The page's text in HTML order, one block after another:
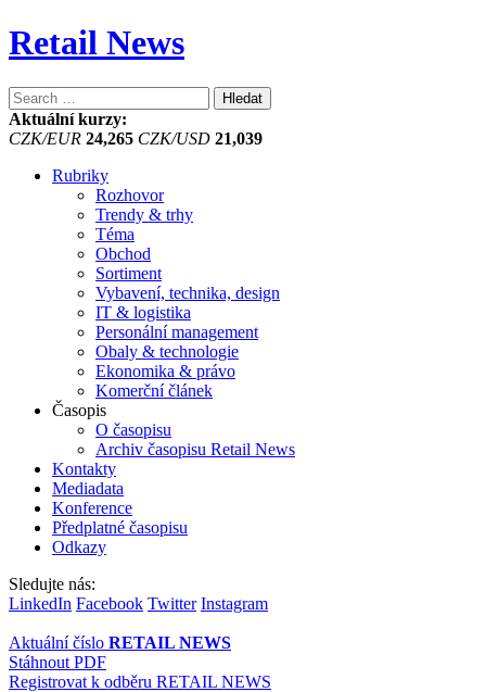
Retail News
Vyhledávání
Aktuální kurzy:
CZK/EUR 24,265 CZK/USD 21,039
Rubriky
Rozhovor
Trendy & trhy
Téma
Obchod
Sortiment
Vybavení, technika, design
IT & logistika
Personální management
Obaly & technologie
Ekonomika & právo
Komerční článek
Časopis
O časopisu
Archiv časopisu Retail News
Kontakty
Mediadata
Konference
Předplatné časopisu
Odkazy
Sledujte nás:
LinkedIn Facebook Twitter Instagram
Aktuální číslo RETAIL NEWS
Stáhnout PDF
Registrovat k odběru RETAIL NEWS